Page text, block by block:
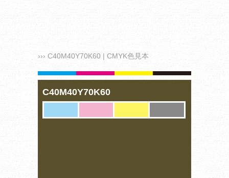
››› C40M40Y70K60 | CMYK色見本
C40M40Y70K60